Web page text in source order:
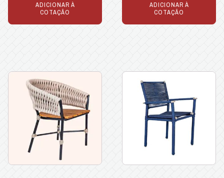
ADICIONAR À
COTAÇÃO
ADICIONAR À
COTAÇÃO